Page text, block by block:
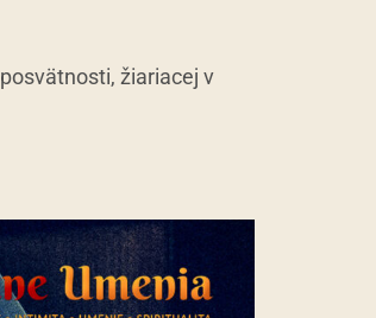
posvätnosti, žiariacej v